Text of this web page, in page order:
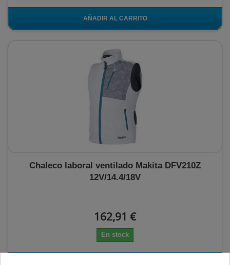
AÑADIR AL CARRITO
Chaleco laboral ventilado Makita DFV210Z
12V/14.4/18V
162,91 €
En stock